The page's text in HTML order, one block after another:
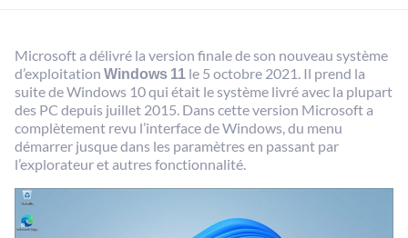
Microsoft a délivré la version finale de son nouveau système
d’exploitation Windows 11 le 5 octobre 2021. Il prend la
suite de Windows 10 qui était le système livré avec la plupart
des PC depuis juillet 2015. Dans cette version Microsoft a
complètement revu l’interface de Windows, du menu
démarrer jusque dans les paramètres en passant par
l’explorateur et autres fonctionnalité.